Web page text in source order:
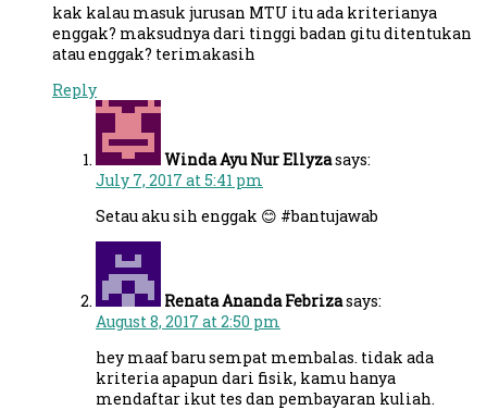
kak kalau masuk jurusan MTU itu ada kriterianya
enggak? maksudnya dari tinggi badan gitu ditentukan
atau enggak? terimakasih
Reply
Winda Ayu Nur Ellyzasays:
July 7, 2017 at 5:41 pm
Setau aku sih enggak 😊 #bantujawab
Renata Ananda Febrizasays:
August 8, 2017 at 2:50 pm
hey maaf baru sempat membalas. tidak ada
kriteria apapun dari fisik, kamu hanya
mendaftar ikut tes dan pembayaran kuliah.